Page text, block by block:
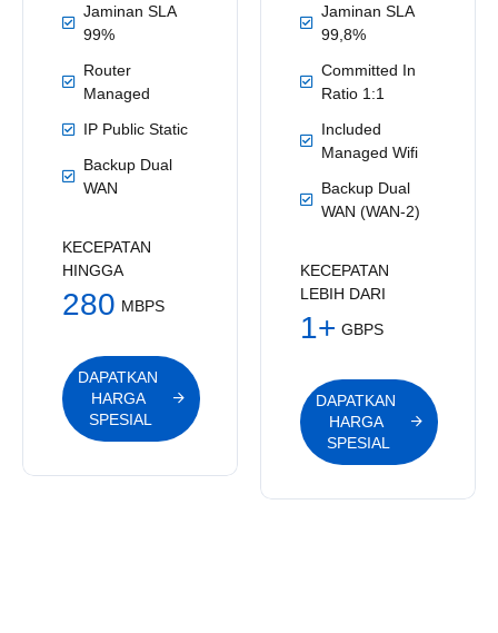
Jaminan SLA
99%
Router
Managed
IP Public Static
Backup Dual
WAN
KECEPATAN
HINGGA
280 MBPS
DAPATKAN
HARGA
SPESIAL
Jaminan SLA
99,8%
Committed In
Ratio 1:1
Included
Managed Wifi
Backup Dual
WAN (WAN-2)
KECEPATAN
LEBIH DARI
1+ GBPS
DAPATKAN
HARGA
SPESIAL